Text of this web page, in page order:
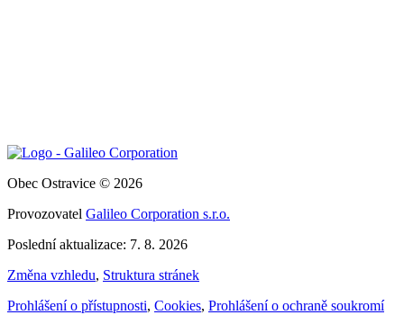
Obec Ostravice © 2026
Provozovatel Galileo Corporation s.r.o.
Poslední aktualizace: 7. 8. 2026
Změna vzhledu, Struktura stránek
Prohlášení o přístupnosti, Cookies, Prohlášení o ochraně soukromí